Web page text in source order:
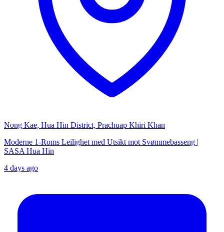
Nong Kae, Hua Hin District, Prachuap Khiri Khan
Moderne 1-Roms Leilighet med Utsikt mot Svømmebasseng |
SASA Hua Hin
4 days ago